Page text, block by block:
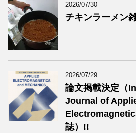
2026/07/30
チキンラーメン
2026/07/29
論文掲載決定（
Journal of
誌）!!